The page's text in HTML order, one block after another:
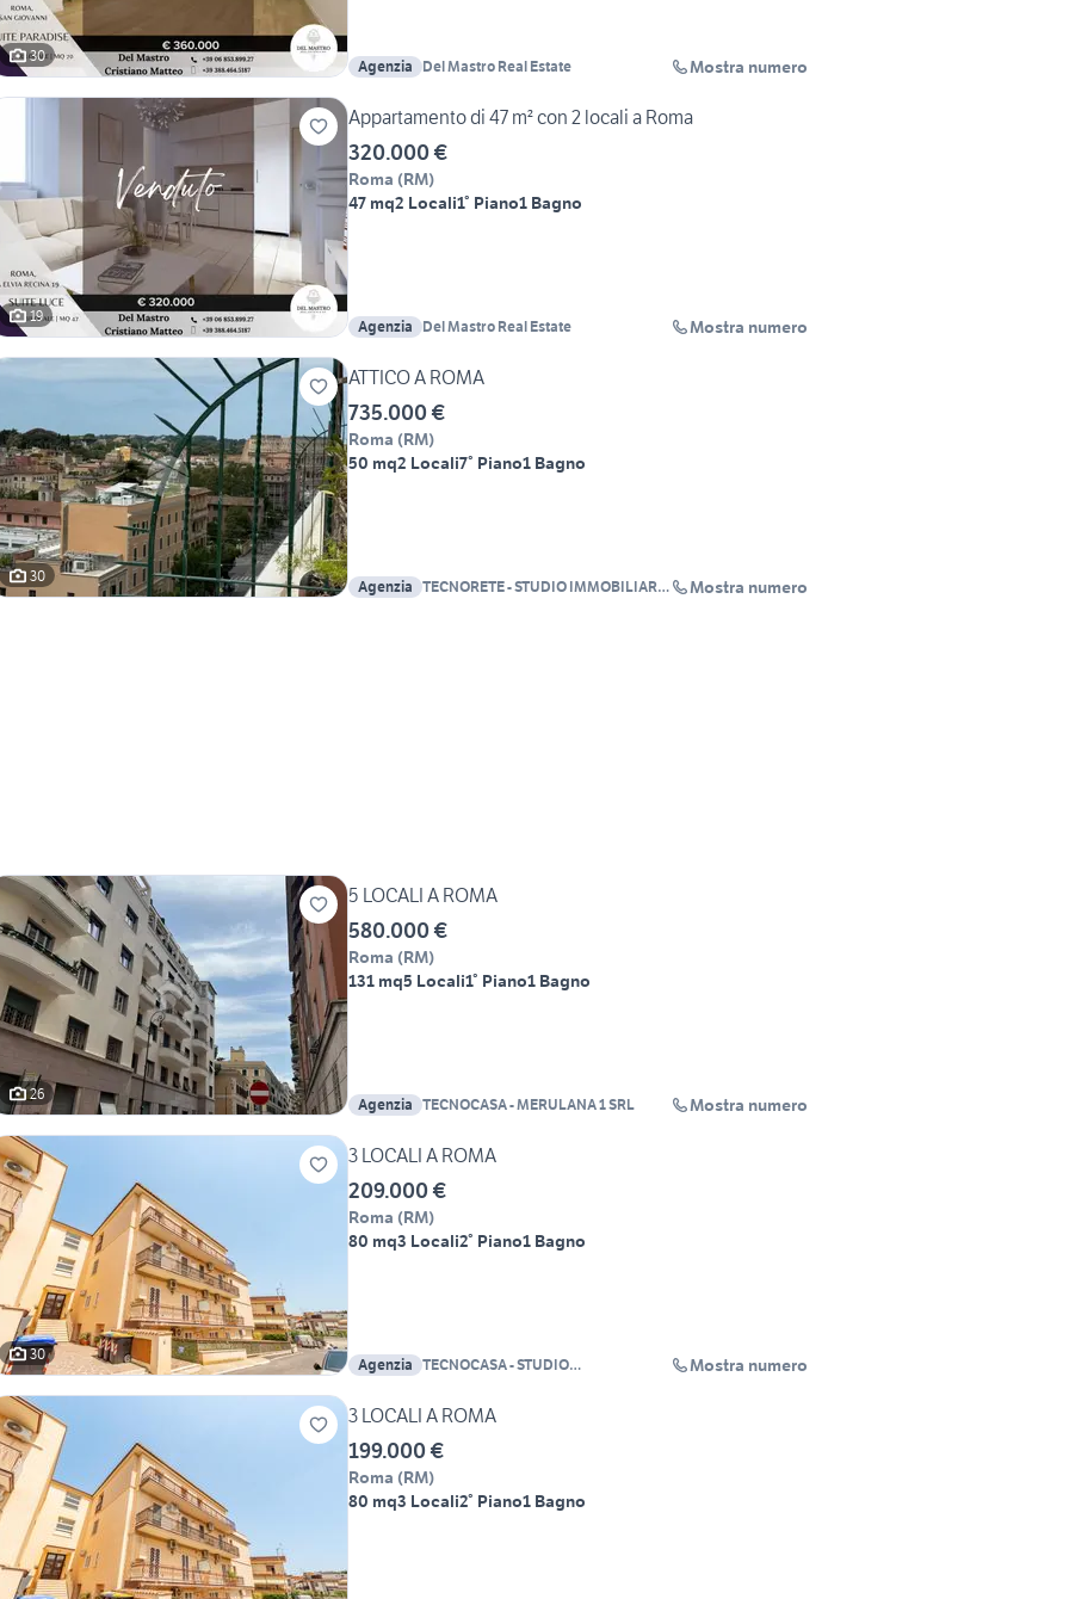
30
Agenzia Del Mastro Real Estate Mostra numero
19
Appartamento di 47 m² con 2 locali a Roma
320.000 €
Roma (RM)
47 mq2 Locali1° Piano1 Bagno
Agenzia Del Mastro Real Estate Mostra numero
30
ATTICO A ROMA
735.000 €
Roma (RM)
50 mq2 Locali7° Piano1 Bagno
Agenzia TECNORETE - STUDIO IMMOBILIARE
Mostra numero
26
5 LOCALI A ROMA
580.000 €
Roma (RM)
131 mq5 Locali1° Piano1 Bagno
Agenzia TECNOCASA - MERULANA 1 SRL Mostra numero
30
3 LOCALI A ROMA
209.000 €
Roma (RM)
80 mq3 Locali2° Piano1 Bagno
Agenzia TECNOCASA - STUDIO
Mostra numero
3 LOCALI A ROMA
199.000 €
Roma (RM)
80 mq3 Locali2° Piano1 Bagno